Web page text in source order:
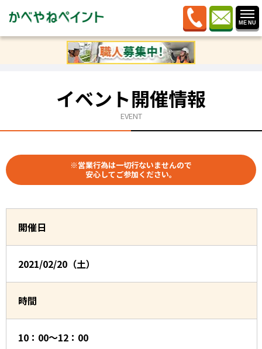
イベント情報»市民講座 屋根外壁塗装 塗替
えセミナー（第213回）
イベント開催情報
EVENT
※営業行為は一切行ないませんので
安心してご参加ください。
開催日
2021/02/20（土）
時間
10：00～12：00